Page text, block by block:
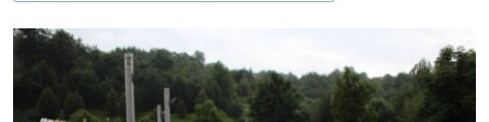
VIDEO
FOTOGALERIJE
INFOGRAFIKE
PODCASTI
RAT U UKRAJINI
KINA NA BALKANU